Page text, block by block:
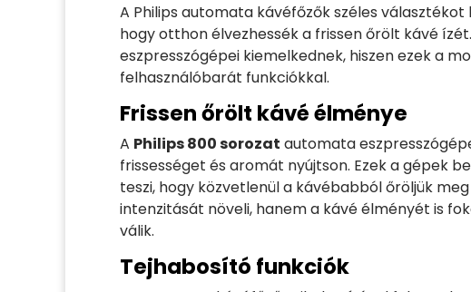
A Philips automata kávéfőzők széles
hogy otthon élvezhessék a frissen őrölt kávé
eszpresszógépei kiemelkednek, hiszen ezek a
felhasználóbarát funkciókkal.
Frissen őrölt kávé élménye
A Philips 800 sorozat automata
frissességet és aromát nyújtson. Ezek a gépek
teszi, hogy közvetlenül a kávébabból őröljük
intenzitását növeli, hanem a kávé élményét is
válik.
Tejhabosító funkciók